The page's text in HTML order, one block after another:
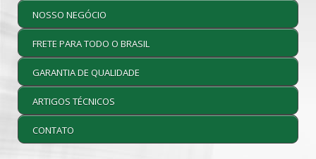
NOSSO NEGÓCIO
FRETE PARA TODO O BRASIL
GARANTIA DE QUALIDADE
ARTIGOS TÉCNICOS
CONTATO